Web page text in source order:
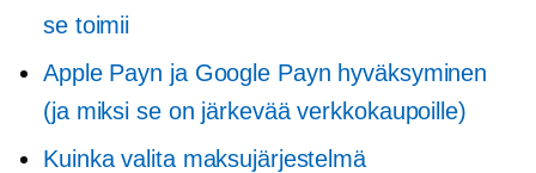
se toimii
Apple Payn ja Google Payn hyväksyminen
(ja miksi se on järkevää verkkokaupoille)
Kuinka valita maksujärjestelmä